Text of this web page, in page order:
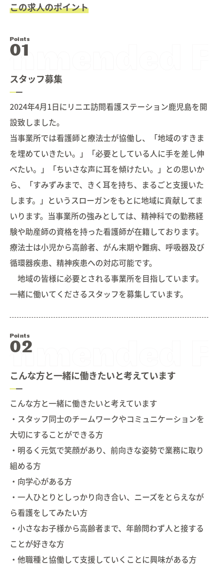
この求人のポイント
Points
スタッフ募集
2024年4月1日にリニエ訪問看護ステーション鹿児島を開
設致しました。
当事業所では看護師と療法士が協働し、「地域のすきま
を埋めていきたい。」「必要としている人に手を差し伸
べたい。」「ちいさな声に耳を傾けたい。」との思いか
ら、「すみずみまで、きく耳を持ち、まるごと支援いた
します。」というスローガンをもとに地域に貢献してま
いります。当事業所の強みとしては、精神科での勤務経
験や助産師の資格を持った看護師が在籍しております。
療法士は小児から高齢者、がん末期や難病、呼吸器及び
循環器疾患、精神疾患への対応可能です。
地域の皆様に必要とされる事業所を目指しています。
一緒に働いてくださるスタッフを募集しています。
Points
こんな方と一緒に働きたいと考えています
こんな方と一緒に働きたいと考えています
・スタッフ同士のチームワークやコミュニケーションを
大切にすることができる方
・明るく元気で笑顔があり、前向きな姿勢で業務に取り
組める方
・向学心がある方
・一人ひとりとしっかり向き合い、ニーズをとらえなが
ら看護をしてみたい方
・小さなお子様から高齢者まで、年齢問わず人と接する
ことが好きな方
・他職種と協働して支援していくことに興味がある方